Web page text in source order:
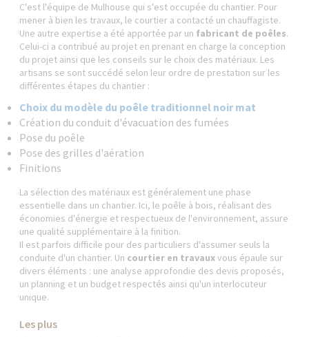
C'est l'équipe de Mulhouse qui s'est occupée du chantier. Pour
mener à bien les travaux, le courtier a contacté un chauffagiste.
Une autre expertise a été apportée par un fabricant de poêles.
Celui-ci a contribué au projet en prenant en charge la conception
du projet ainsi que les conseils sur le choix des matériaux. Les
artisans se sont succédé selon leur ordre de prestation sur les
différentes étapes du chantier :
Choix du modèle du poêle traditionnel noir mat
Création du conduit d'évacuation des fumées
Pose du poêle
Pose des grilles d'aération
Finitions
La sélection des matériaux est généralement une phase
essentielle dans un chantier. Ici, le poêle à bois, réalisant des
économies d'énergie et respectueux de l'environnement, assure
une qualité supplémentaire à la finition.
Il est parfois difficile pour des particuliers d'assumer seuls la
conduite d'un chantier. Un courtier en travauxvous épaule sur
divers éléments : une analyse approfondie des devis proposés,
un planning et un budget respectés ainsi qu'un interlocuteur
unique.
Les plus